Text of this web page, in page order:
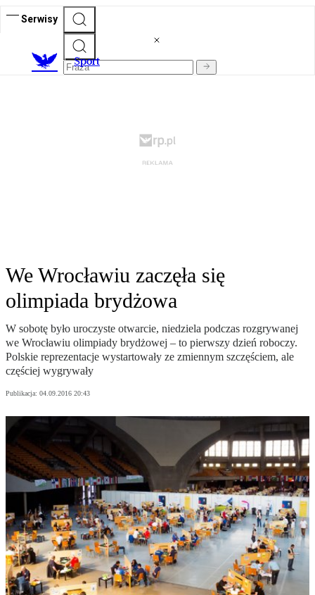
Serwisy
Sport
We Wrocławiu zaczęła się
olimpiada brydżowa
W sobotę było uroczyste otwarcie, niedziela podczas rozgrywanej
we Wrocławiu olimpiady brydżowej – to pierwszy dzień roboczy.
Polskie reprezentacje wystartowały ze zmiennym szczęściem, ale
częściej wygrywały
Publikacja: 04.09.2016 20:43